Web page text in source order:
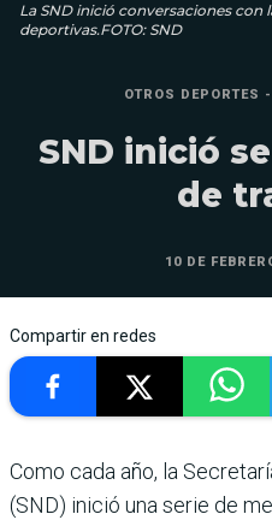
La SND inició conversaciones con
deportivas.FOTO: SND
OTROS DEPORTES
SND inició
de
10 DE
Compartir en redes
Como cada año, la
(SND) inició una serie de